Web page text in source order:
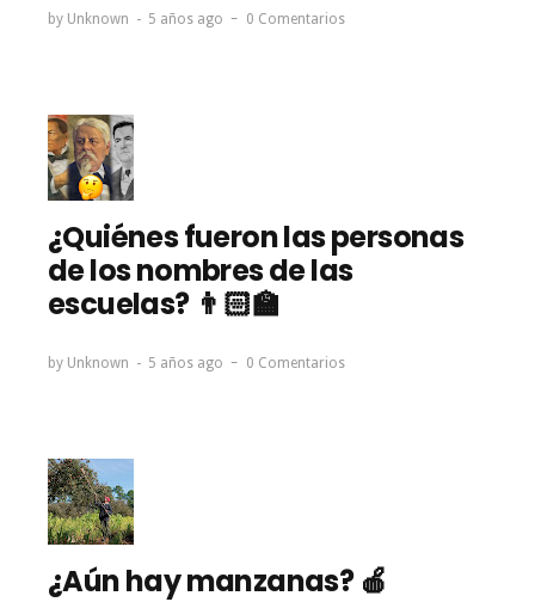
by Unknown 5 años ago 0 Comentarios
¿Quiénes fueron las personas
de los nombres de las
escuelas? 👨🏻‍🏫
by Unknown 5 años ago 0 Comentarios
¿Aún hay manzanas? 🍎